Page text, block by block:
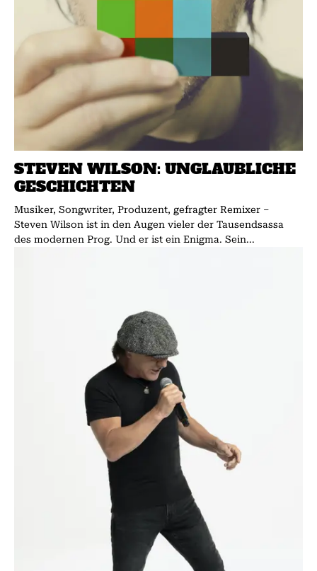
STEVEN WILSON: UNGLAUBLICHE
GESCHICHTEN
Musiker, Songwriter, Produzent, gefragter Remixer –
Steven Wilson ist in den Augen vieler der Tausendsassa
des modernen Prog. Und er ist ein Enigma. Sein...